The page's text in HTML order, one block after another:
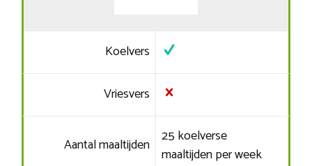
Koelvers
Vriesvers
Aantal maaltijden 25 koelverse
maaltijden per week